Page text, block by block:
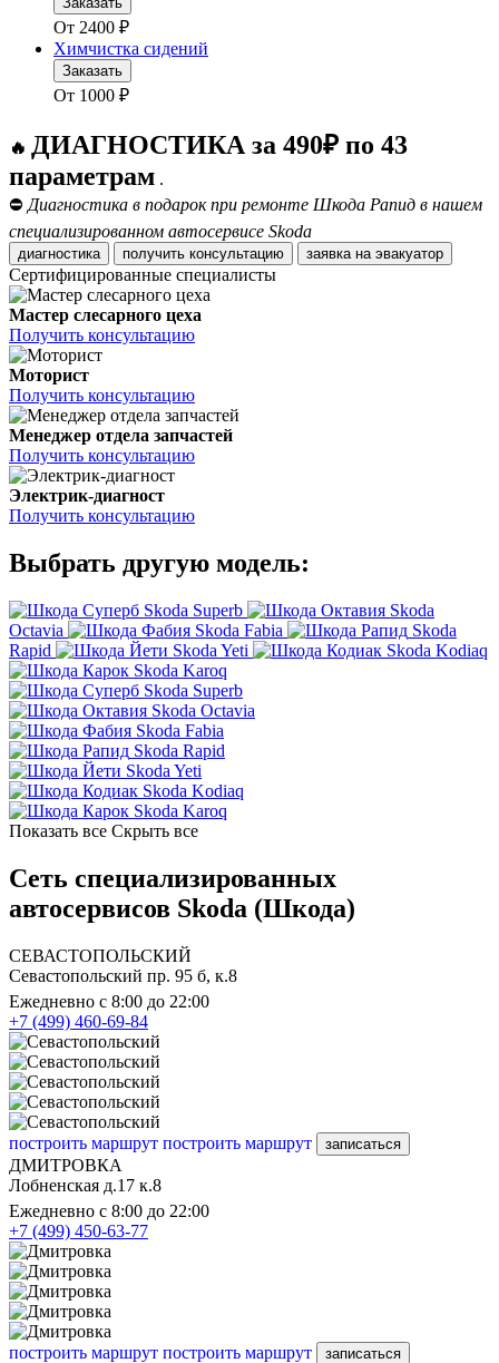
От 2400 ₽
Химчистка сидений
Заказать
От 1000 ₽
🔥 ДИАГНОСТИКА за 490₽ по 43
параметрам .
⛔ Диагностика в подарок при ремонте Шкода Рапид в нашем
специализированном автосервисе Skoda
диагностика получить консультацию заявка на эвакуатор
Сертифицированные специалисты
Мастер слесарного цеха
Получить консультацию
Моторист
Получить консультацию
Менеджер отдела запчастей
Получить консультацию
Электрик-диагност
Получить консультацию
Выбрать другую модель:
Skoda Superb
Skoda
Octavia
Skoda Fabia
Skoda
Rapid
Skoda Yeti
Skoda Kodiaq
Skoda Karoq
Skoda Superb
Skoda Octavia
Skoda Fabia
Skoda Rapid
Skoda Yeti
Skoda Kodiaq
Skoda Karoq
Показать все Скрыть все
Сеть специализированных
автосервисов Skoda (Шкода)
СЕВАСТОПОЛЬСКИЙ
Севастопольский пр. 95 б, к.8
Ежедневно с 8:00 до 22:00
+7 (499) 460-69-84
построить маршрут построить маршрут записаться
ДМИТРОВКА
Лобненская д.17 к.8
Ежедневно с 8:00 до 22:00
+7 (499) 450-63-77
построить маршрут построить маршрут записаться